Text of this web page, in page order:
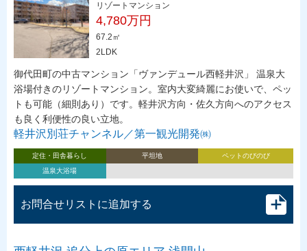
リゾートマンション
4,780万円
67.2㎡
2LDK
御代田町の中古マンション「ヴァンデュール西軽井沢」 温泉大
浴場付きのリゾートマンション。室内大変綺麗にお使いで、ペッ
トも可能（細則あり）です。軽井沢方向・佐久方向へのアクセス
も良く利便性の良い立地。
軽井沢別荘チャンネル／第一観光開発㈱
定住・田舎暮らし 平坦地
ペットのびのび
温泉大浴場
お問合せリストに追加する